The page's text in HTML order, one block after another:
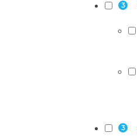
3
3